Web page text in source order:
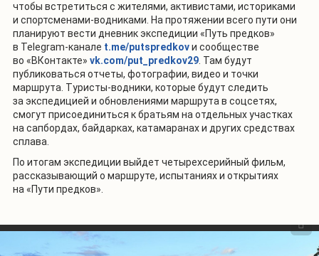
чтобы встретиться с жителями, активистами, историками
и спортсменами-водниками. На протяжении всего пути они
планируют вести дневник экспедиции «Путь предков»
в Telegram-канале t.me/putspredkovи сообществе
во «ВКонтакте» vk.com/put_predkov29. Там будут
публиковаться отчеты, фотографии, видео и точки
маршрута. Туристы-водники, которые будут следить
за экспедицией и обновлениями маршрута в соцсетях,
смогут присоединиться к братьям на отдельных участках
на сапбордах, байдарках, катамаранах и других средствах
сплава.
По итогам экспедиции выйдет четырехсерийный фильм,
рассказывающий о маршруте, испытаниях и открытиях
на «Пути предков».